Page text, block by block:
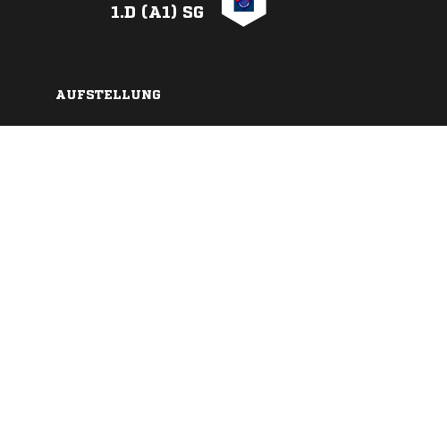
1.D (A1) SG
AUFSTELLUNG